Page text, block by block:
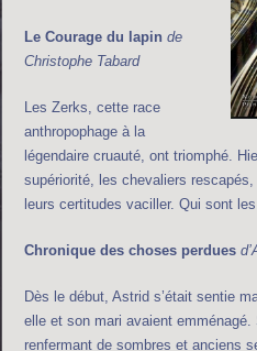
Le Courage du lapin de
Christophe Tabard
Les Zerks, cette race
anthropophage à la
légendaire cruauté, ont triomphé.
supériorité, les chevaliers
leurs certitudes vaciller. Qui sont
Chronique des choses perdues
Dès le début, Astrid s’était sentie
elle et son mari avaient emménagé.
renfermant de sombres et anciens